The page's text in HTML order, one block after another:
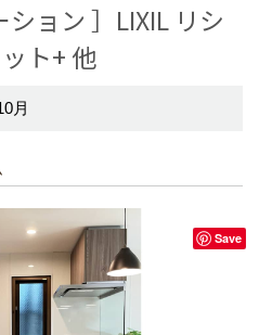
ション ］LIXIL リシ
ト+ 他
月
Save